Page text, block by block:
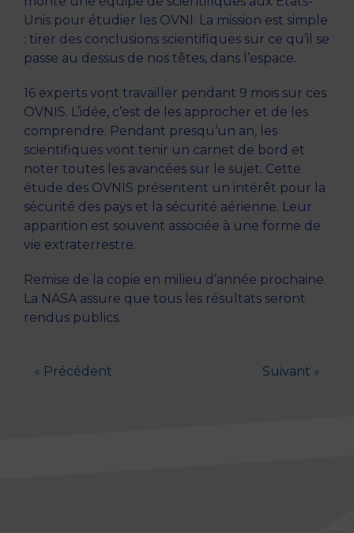
Unis pour étudier les OVNI . La mission est simple
: tirer des conclusions scientifiques sur ce qu’il se
passe au dessus de nos têtes, dans l’espace.
16 experts vont travailler pendant 9 mois sur ces
OVNIS. L’idée, c’est de les approcher et de les
comprendre. Pendant presqu’un an, les
scientifiques vont tenir un carnet de bord et
noter toutes les avancées sur le sujet. Cette
étude des OVNIS présentent un intérêt pour la
sécurité des pays et la sécurité aérienne. Leur
apparition est souvent associée à une forme de
vie extraterrestre.
Remise de la copie en milieu d’année prochaine.
La NASA assure que tous les résultats seront
rendus publics.
« Précédent Suivant »